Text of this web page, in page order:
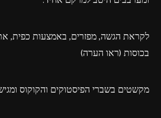
לקראת הגשה, מפזרים, באמצעות כפית,
בכוסות (ראו הערה)
מקשטים בשברי הפיסטוקים והקוקוס